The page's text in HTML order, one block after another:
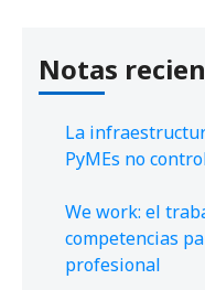
Notas
La
PyMEs no
We work: el
competencias
profesional